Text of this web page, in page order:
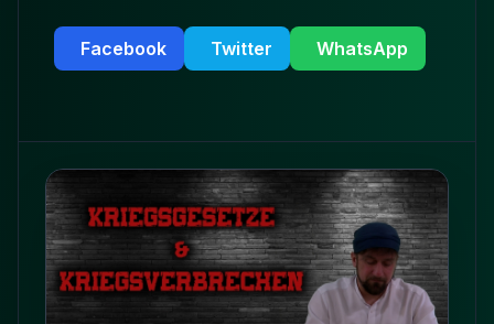
Facebook Twitter WhatsApp